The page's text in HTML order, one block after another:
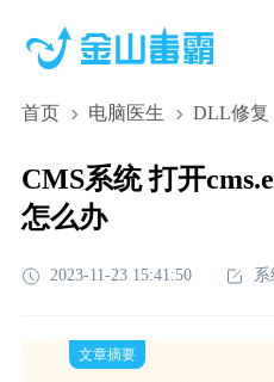
首页 电脑医生 DLL修复
CMS系统 打开
怎么办
2023-11-23 15:41:50
文章摘要